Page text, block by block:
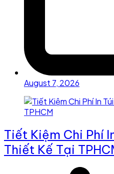
August 7, 2026
Tiết Kiệm Chi Phí
Thiết Kế Tại